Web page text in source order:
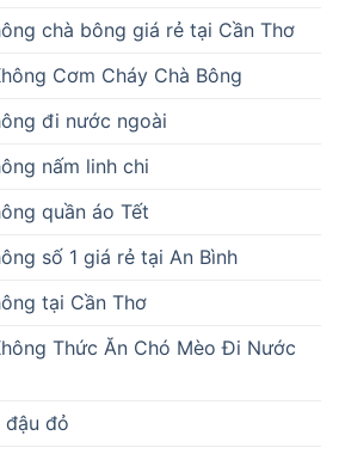
chà bông giá rẻ tại Cần Thơ
Cơm Cháy Chà Bông
đi nước ngoài
nấm linh chi
quần áo Tết
số 1 giá rẻ tại An Bình
tại Cần Thơ
Thức Ăn Chó Mèo Đi Nước
đậu đỏ